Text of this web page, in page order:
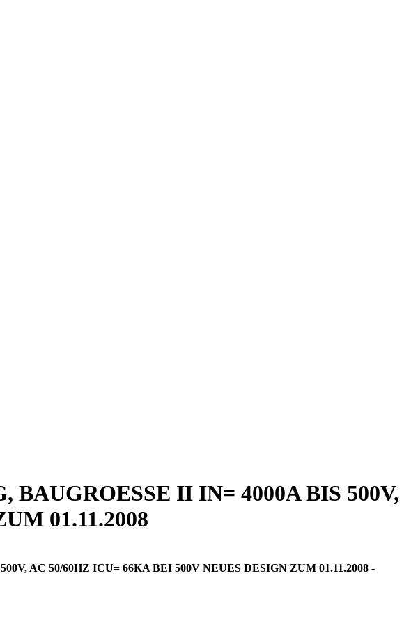
II IN= 4000A BIS 500V,
01.11.2008
AC 50/60HZ ICU= 66KA BEI 500V NEUES DESIGN ZUM 01.11.2008 -